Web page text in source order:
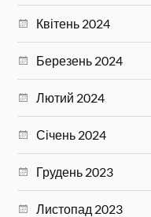
Квітень 2024
Березень 2024
Лютий 2024
Січень 2024
Грудень 2023
Листопад 2023